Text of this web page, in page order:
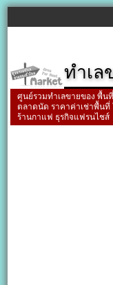
ทำเล
ศูนย์รวมทำเลขายของ พื้น
ตลาดนัด ราคาค่าเช่าพื้นที่
ร้านกาแฟ ธุรกิจแฟรนไชส์